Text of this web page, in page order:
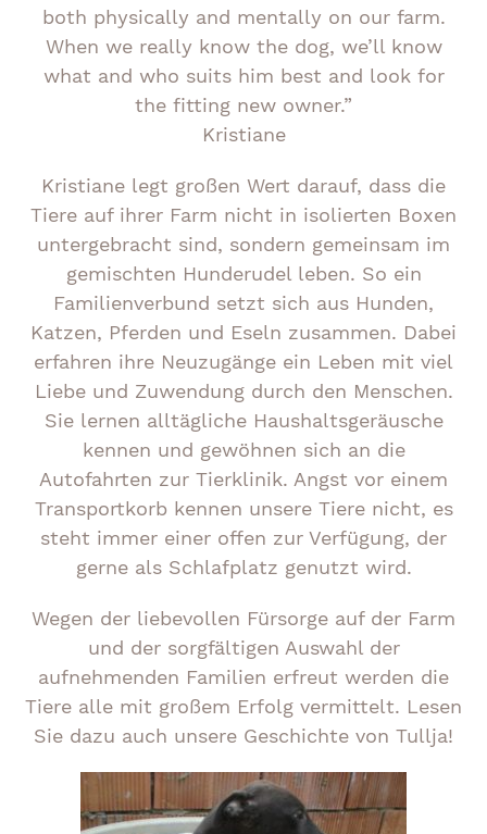
both physically and mentally on our farm.
When we really know the dog, we’ll know
what and who suits him best and look for
the fitting new owner.”
Kristiane
Kristiane legt großen Wert darauf, dass die
Tiere auf ihrer Farm nicht in isolierten Boxen
untergebracht sind, sondern gemeinsam im
gemischten Hunderudel leben. So ein
Familienverbund setzt sich aus Hunden,
Katzen, Pferden und Eseln zusammen. Dabei
erfahren ihre Neuzugänge ein Leben mit viel
Liebe und Zuwendung durch den Menschen.
Sie lernen alltägliche Haushaltsgeräusche
kennen und gewöhnen sich an die
Autofahrten zur Tierklinik. Angst vor einem
Transportkorb kennen unsere Tiere nicht, es
steht immer einer offen zur Verfügung, der
gerne als Schlafplatz genutzt wird.
Wegen der liebevollen Fürsorge auf der Farm
und der sorgfältigen Auswahl der
aufnehmenden Familien erfreut werden die
Tiere alle mit großem Erfolg vermittelt. Lesen
Sie dazu auch unsere Geschichte von Tullja!